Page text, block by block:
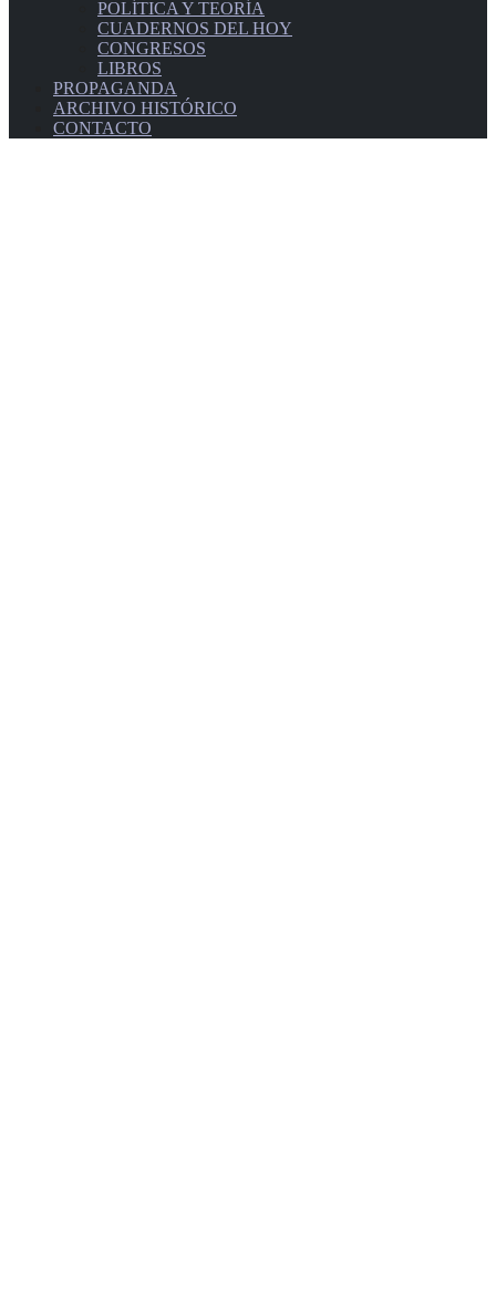
POLÍTICA Y TEORÍA
CUADERNOS DEL HOY
CONGRESOS
LIBROS
PROPAGANDA
ARCHIVO HISTÓRICO
CONTACTO